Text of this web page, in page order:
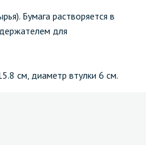
Бумага растворяется в
для
см, диаметр втулки 6 см.